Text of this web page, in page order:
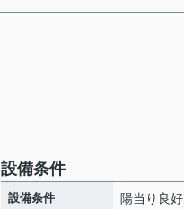
設備条件
設備条件
陽当り良好